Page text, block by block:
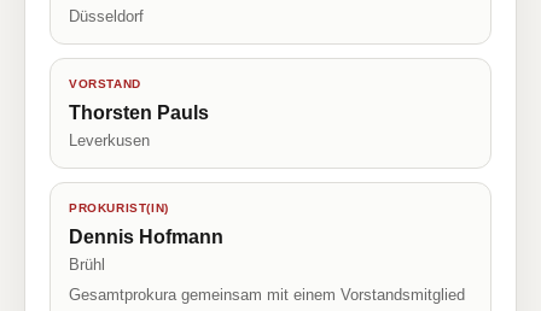
Düsseldorf
VORSTAND
Thorsten Pauls
Leverkusen
PROKURIST(IN)
Dennis Hofmann
Brühl
Gesamtprokura gemeinsam mit einem Vorstandsmitglied